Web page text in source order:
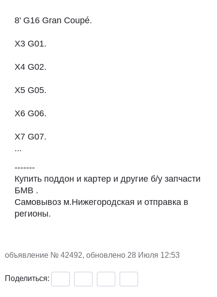
8' G16 Gran Coupé.
X3 G01.
X4 G02.
X5 G05.
X6 G06.
X7 G07.
...
-------
Купить поддон и картер и другие б/у запчасти
БМВ .
Самовывоз м.Нижегородская и отправка в
регионы.
объявление № 42492, обновлено 28 Июля 12:53
Поделиться: